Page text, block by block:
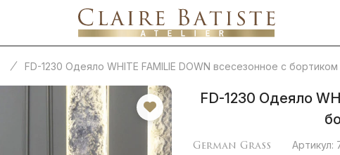
FD-1230 Одеяло WHITE FAMILIE DOWN всесезонное с бортиком
FD-1230 Одеяло
German Grass Артикул: